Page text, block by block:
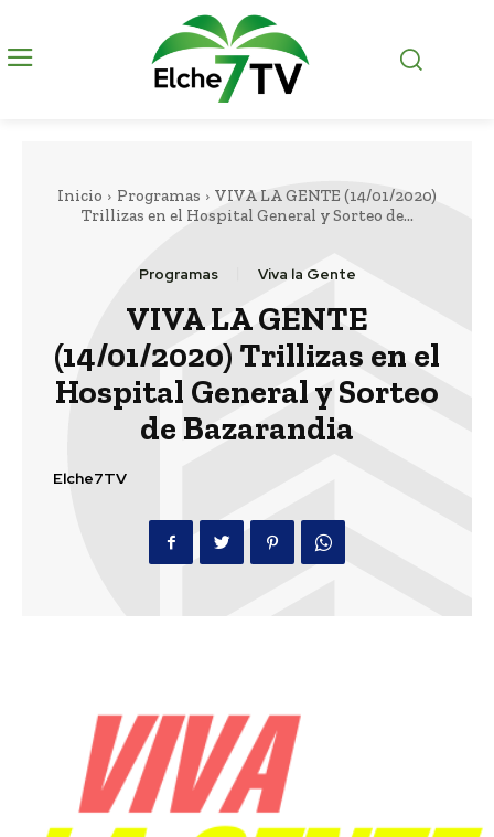
Inicio Programas
VIVA LA GENTE (14/01/2020)
Trillizas en el Hospital General y Sorteo de...
Programas Viva la Gente
VIVA LA GENTE
(14/01/2020) Trillizas en el
Hospital General y Sorteo
de Bazarandia
Elche7TV